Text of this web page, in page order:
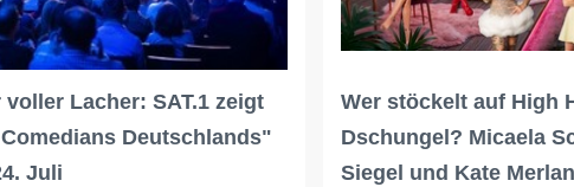
voller Lacher: SAT.1 zeigt
Deutschlands"
Juli
Wer stöckelt auf High
Dschungel? Micaela
Siegel und Kate